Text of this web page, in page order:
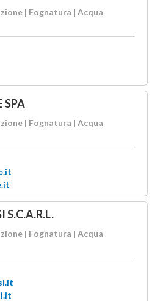
| Fognatura | Acqua
SPA
| Fognatura | Acqua
S.C.A.R.L.
| Fognatura | Acqua